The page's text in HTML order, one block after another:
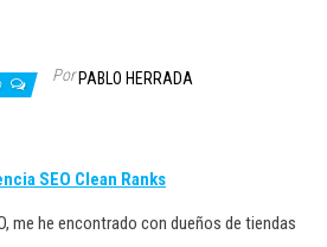
Por PABLO HERRADA
SEO Clean Ranks
me he encontrado con dueños de tiendas